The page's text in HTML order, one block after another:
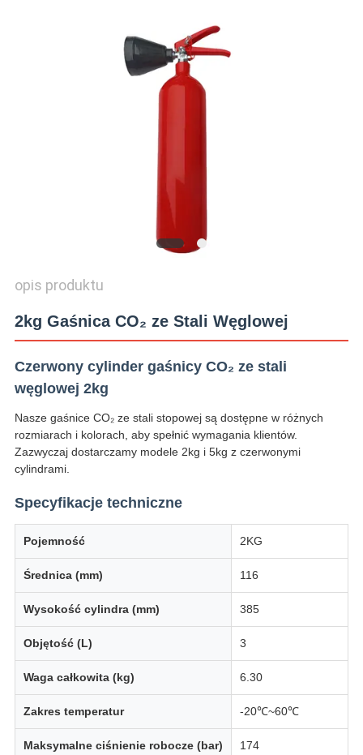
opis produktu
2kg Gaśnica CO₂ ze Stali Węglowej
Czerwony cylinder gaśnicy CO₂ ze stali
węglowej 2kg
Nasze gaśnice CO₂ ze stali stopowej są dostępne w różnych
rozmiarach i kolorach, aby spełnić wymagania klientów.
Zazwyczaj dostarczamy modele 2kg i 5kg z czerwonymi
cylindrami.
Specyfikacje techniczne
Pojemność 2KG
Średnica (mm) 116
Wysokość cylindra (mm) 385
Objętość (L) 3
Waga całkowita (kg) 6.30
Zakres temperatur -20℃~60℃
Maksymalne ciśnienie robocze (bar) 174